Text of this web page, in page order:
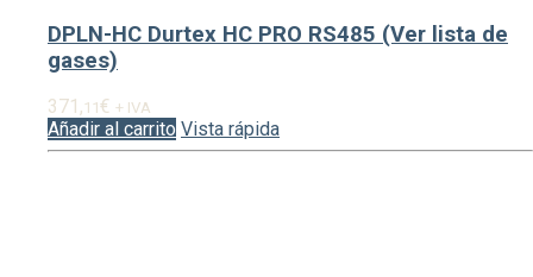
DPLN-HC Durtex HC PRO RS485 (Ver lista de
gases)
371,11€ + IVA
Añadir al carrito Vista rápida